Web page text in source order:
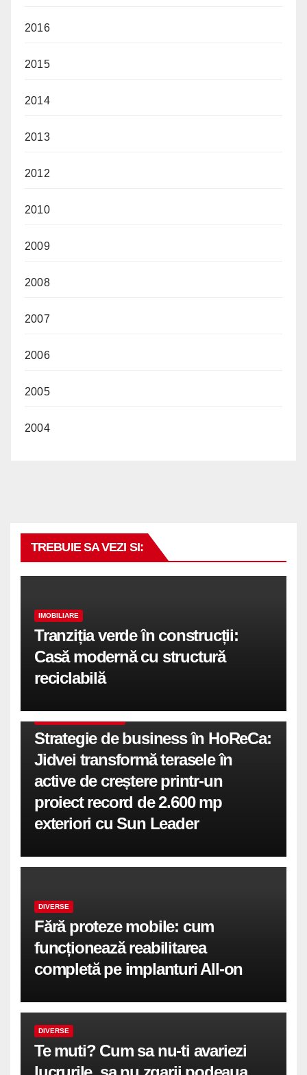
2016
2015
2014
2013
2012
2010
2009
2008
2007
2006
2005
2004
TREBUIE SA VEZI SI:
IMOBILIARE
Tranziția verde în construcții:
Casă modernă cu structură
reciclabilă
Strategie de business în HoReCa:
Jidvei transformă terasele în
active de creștere printr-un
proiect record de 2.600 mp
exteriori cu Sun Leader
DIVERSE
Fără proteze mobile: cum
funcționează reabilitarea
completă pe implanturi All-on
DIVERSE
Te muti? Cum sa nu-ti avariezi